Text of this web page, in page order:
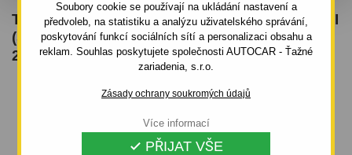
Soubory cookie se používají na ukládání nastavení a
předvoleb, na statistiku a analýzu uživatelského správání,
poskytování funkcí sociálních sítí a personalizaci obsahu a
reklam. Souhlas poskytujete společnosti AUTOCAR - Ťažné
zariadenia, s.r.o.
Zásady ochrany soukromých údajů
 PŘIJAT VŠE
Více informací
TAŽNÉ ZAŘÍZENÍ PRO MERCEDES E - COMBI
(S211) - ŠROUBOVÝ SYSTÉM - OD 2003 DO
2008